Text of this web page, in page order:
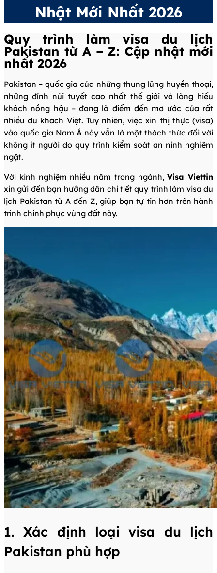
Nhật Mới Nhất 2026
Quy trình làm visa du lịch
Pakistan từ A – Z: Cập nhật mới
nhất 2026
Pakistan – quốc gia của những thung lũng huyền thoại,
những đỉnh núi tuyết cao nhất thế giới và lòng hiếu
khách nồng hậu – đang là điểm đến mơ ước của rất
nhiều du khách Việt. Tuy nhiên, việc xin thị thực (visa)
vào quốc gia Nam Á này vẫn là một thách thức đối với
không ít người do quy trình kiểm soát an ninh nghiêm
ngặt.
Với kinh nghiệm nhiều năm trong ngành,Visa Viettin
xin gửi đến bạn hướng dẫn chi tiết quy trình làm visa du
lịch Pakistan từ A đến Z, giúp bạn tự tin hơn trên hành
trình chinh phục vùng đất này.
1. Xác định loại visa du lịch
Pakistan phù hợp